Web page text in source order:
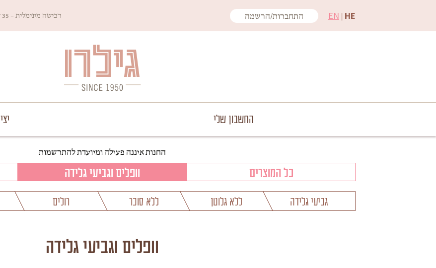
רכישה מינימלית – 35 ש"ח EN | HE התחברות/הרשמה
גילרו
Since 1950
החשבון שלי
החנות איננה פעילה ומיועדת להתרשמות
כל המוצרים וופלים וגביעי גלידה
גביעי גלידה ללא גלוטן ללא סוכר רולים
וופלים וגביעי גלידה